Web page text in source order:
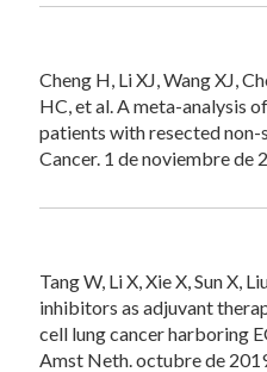
Cheng H, Li XJ, Wang XJ,
HC, et al. A meta-analysis
patients with resected non-
Cancer. 1 de noviembre de
Tang W, Li X, Xie X, Sun X,
inhibitors as adjuvant
cell lung cancer harboring
Amst Neth. octubre de